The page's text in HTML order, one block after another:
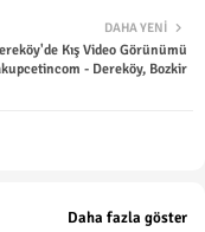
DAHA YENI
Kış Video Görünümü
- Dereköy, Bozkir
Daha fazla göster